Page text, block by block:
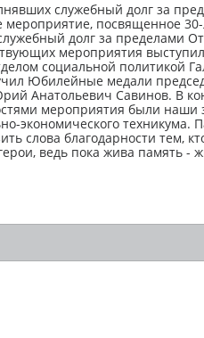
служебный долг за
мероприятие, посвященное
долг за пределами
мероприятия
социальной политикой
Юбилейные медали
Анатольевич Савинов. В
мероприятия были наши
экономического техникума.
слова благодарности тем,
ведь пока жива память -